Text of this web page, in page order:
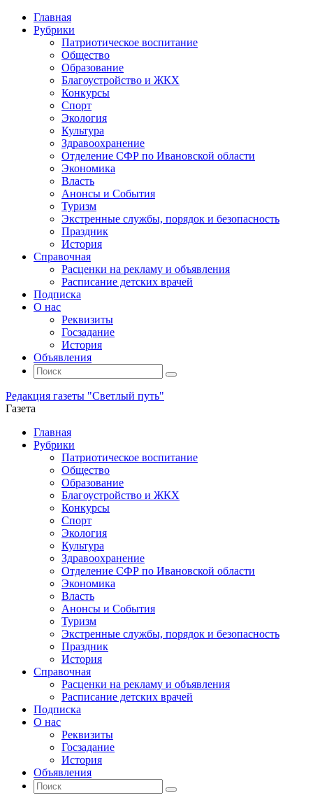
Главная
Рубрики
Патриотическое воспитание
Общество
Образование
Благоустройство и ЖКХ
Конкурсы
Спорт
Экология
Культура
Здравоохранение
Отделение СФР по Ивановской области
Экономика
Власть
Анонсы и События
Туризм
Экстренные службы, порядок и безопасность
Праздник
История
Справочная
Расценки на рекламу и объявления
Расписание детских врачей
Подписка
О нас
Реквизиты
Госзадание
История
Объявления
Поиск
Искать:
Поиск
Редакция газеты "Светлый путь"
Газета
Промотать
содержимому
Главная
Рубрики
Патриотическое воспитание
Общество
Образование
Благоустройство и ЖКХ
Конкурсы
Спорт
Экология
Культура
Здравоохранение
Отделение СФР по Ивановской области
Экономика
Власть
Анонсы и События
Туризм
Экстренные службы, порядок и безопасность
Праздник
История
Справочная
Расценки на рекламу и объявления
Расписание детских врачей
Подписка
О нас
Реквизиты
Госзадание
История
Объявления
Поиск
Искать:
Поиск